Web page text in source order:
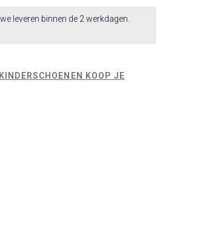
leveren binnen de 2 werkdagen.
KOOP JE